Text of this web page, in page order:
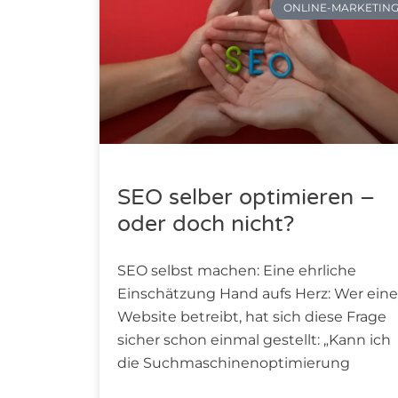
ONLINE-
SEO selber optimieren –
oder doch nicht?
SEO selbst machen: Eine ehrliche
Einschätzung Hand aufs Herz: Wer eine
Website betreibt, hat sich diese Frage
sicher schon einmal gestellt: „Kann ich
die Suchmaschinenoptimierung